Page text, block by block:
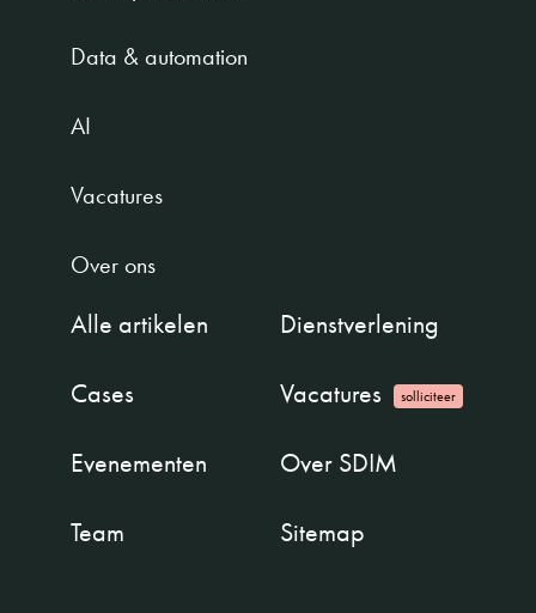
Data & automation
AI
Vacatures
Over ons
Alle artikelen
Dienstverlening
Cases
Vacatures solliciteer
Evenementen
Over SDIM
Team
Sitemap